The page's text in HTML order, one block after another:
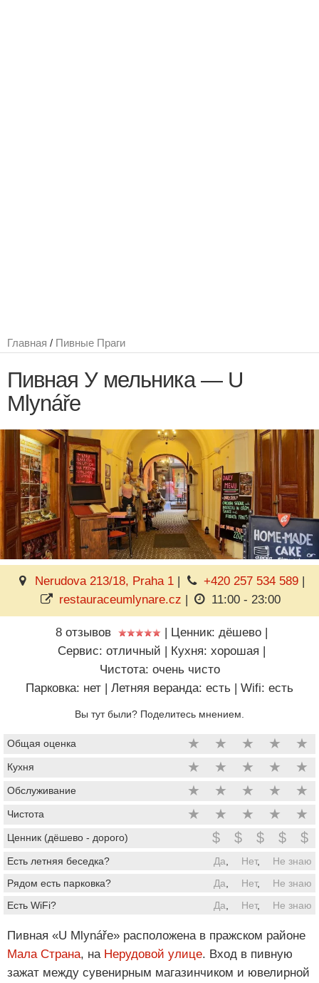
Главная / Пивные Праги
Пивная У мельника — U
Mlynáře
Nerudova 213/18, Praha 1| +420 257 534 589 |
restauraceumlynare.cz | 11:00 - 23:00
8 отзывов | Ценник: дёшево |
Сервис: отличный | Кухня: хорошая |
Чистота: очень чисто
Парковка: нет | Летняя веранда: есть | Wifi: есть
Вы тут были? Поделитесь мнением.
Общая оценка ★ ★ ★ ★ ★
Кухня ★ ★ ★ ★ ★
Обслуживание ★ ★ ★ ★ ★
Чистота ★ ★ ★ ★ ★
Ценник (дёшево - дорого) $ $ $ $ $
Есть летняя беседка? Да Нет,
Не знаю
Рядом есть парковка?
Да Нет,
Не знаю
Есть WiFi?
Да Нет, Не знаю
Пивная «U Mlynáře» расположена в пражском районе
Мала Страна, на Нерудовой улице. Вход в пивную
зажат между сувенирным магазинчиком и ювелирной